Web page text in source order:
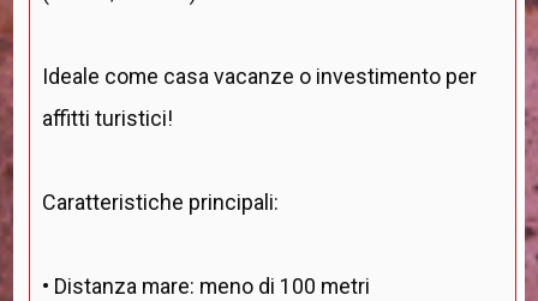
Ideale come casa vacanze o investimento per
affitti turistici!
Caratteristiche principali:
• Distanza mare: meno di 100 metri